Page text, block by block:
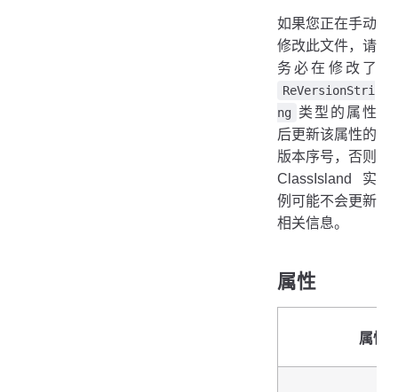
如果您正在手动
修改此文件，请
务必在修改了
ReVersionStri
ng
类型的属性
后更新该属性的
版本序号，否则
ClassIsland 实
例可能不会更新
相关信息。
属性
属性